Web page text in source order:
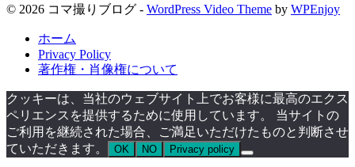
© 2026 コマ撮りブログ - WordPress Video Theme by WPEnjoy
ホーム
Privacy Policy
著作権・肖像権について
クッキーは、当社のウェブサイト上でお客様に最高のエクス
ペリエンスを提供するために使用しています。 当サイトの
ご利用を継続された場合、ご満足いただけたものと判断させ
ていただきます。
OK NO Privacy policy